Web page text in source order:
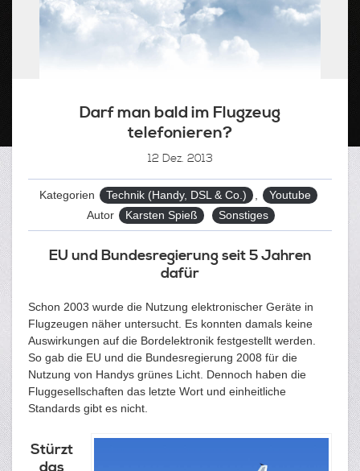
Darf man bald im Flugzeug
telefonieren?
12 Dez. 2013
Kategorien Technik (Handy, DSL & Co.) ,
Youtube
Autor
Karsten Spieß Tags
Sonstiges
EU und Bundesregierung seit 5 Jahren
dafür
Schon 2003 wurde die Nutzung elektronischer Geräte in
Flugzeugen näher untersucht. Es konnten damals keine
Auswirkungen auf die Bordelektronik festgestellt werden.
So gab die EU und die Bundesregierung 2008 für die
Nutzung von Handys grünes Licht. Dennoch haben die
Fluggesellschaften das letzte Wort und einheitliche
Standards gibt es nicht.
Stürzt